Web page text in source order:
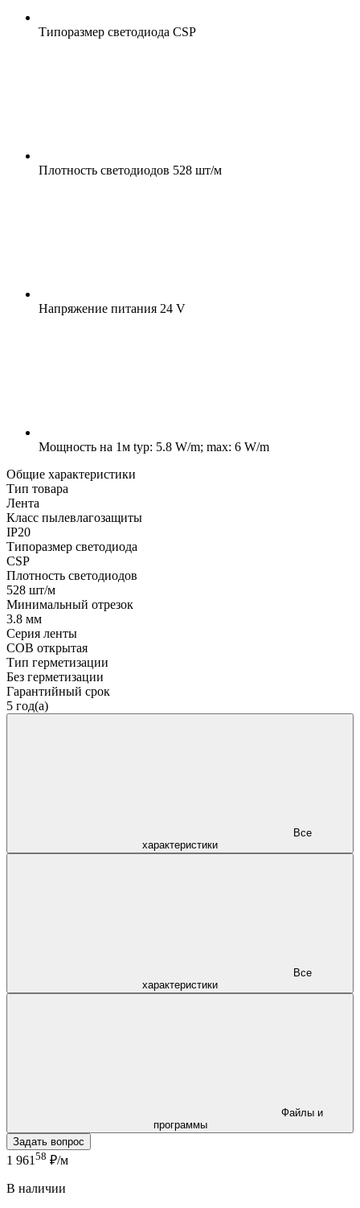
Типоразмер светодиода CSP
Плотность светодиодов 528 шт/м
Напряжение питания 24 V
Мощность на 1м typ: 5.8 W/m; max: 6 W/m
Общие характеристики
Тип товара
Лента
Класс пылевлагозащиты
IP20
Типоразмер светодиода
CSP
Плотность светодиодов
528 шт/м
Минимальный отрезок
3.8 мм
Серия ленты
COB открытая
Тип герметизации
Без герметизации
Гарантийный срок
5 год(а)
характеристики
характеристики
программы
Задать вопрос
1 961 58 ₽/м
В наличии